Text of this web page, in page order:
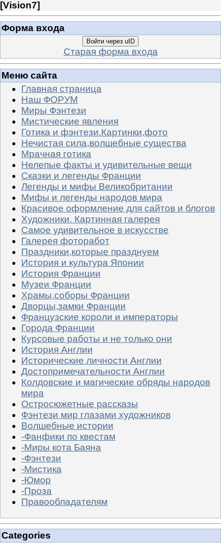
[Vision7]
Форма входа
Войти через uID
Старая форма входа
Меню сайта
Главная страница
Наш ФОРУМ
Миры Фэнтези
Мистические явления
Готика и фэнтези.Картинки,фото
Нечистая сила,волшебные существа
Мрачная готика
Нелепые факты и удивительные вещи
Сказки и легенды Франции
Легенды и мифы Великобритании
Мифы и легенды народов мира
Красивое оформление для сайтов и блогов
Художники. Картинная галерея
Самое удивительное в искусстве
Галерея фоторабот
Праздники,которые празднуем
История и культура Японии
История Франции
Музеи Франции
Храмы,соборы Франции
Дворцы,замки Франции
Французские короли и императоры
Города Франции
Курсовые работы и не только они
История Англии
Исторические личности Англии
Достопримечательности Англии
Колдовские и магические обряды народов
мира
Остросюжетные рассказы
Фэнтези мир глазами художников
Волшебные истории
-Фанфики по квестам
-Миры кота Баяна
-Фэнтези
-Мистика
-Юмор
-Проза
Правообладателям
Categories